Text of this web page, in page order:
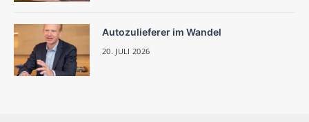
Autozulieferer im Wandel
20. JULI 2026